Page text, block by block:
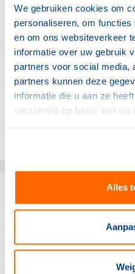
We gebruiken cookies om
personaliseren, om
en om ons websiteverkeer
informatie over uw gebruik
partners voor social media,
partners kunnen deze
informatie die u aan ze
verzameld op basis van uw
Alles
combineert door lopend op
op te halen. Tot Chris Vos
prothese die door een van
gemaakt is. En Barbara
maakte en nu uitgekomen
Paralympische Zomer- als
voor stuk prachtige
gerelateerde